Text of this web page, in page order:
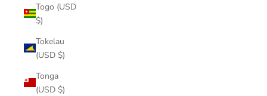
Togo (USD
$)
Tokelau
(USD $)
Tonga
(USD $)